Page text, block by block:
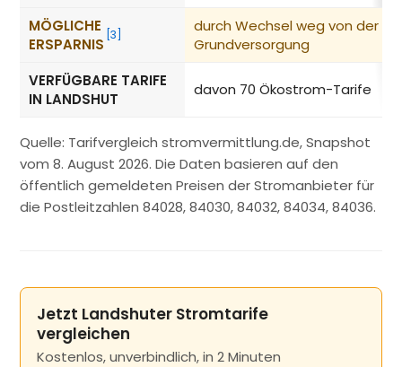
MÖGLICHE
ERSPARNIS
[3]
durch Wechsel weg von der
Grundversorgung
VERFÜGBARE TARIFE
IN LANDSHUT
davon 70 Ökostrom-Tarife
Quelle: Tarifvergleich stromvermittlung.de, Snapshot
vom 8. August 2026. Die Daten basieren auf den
öffentlich gemeldeten Preisen der Stromanbieter für
die Postleitzahlen 84028, 84030, 84032, 84034, 84036.
Jetzt Landshuter Stromtarife
vergleichen
Kostenlos, unverbindlich, in 2 Minuten